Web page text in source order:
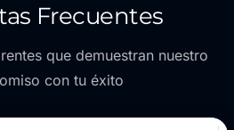
Frecuentes
que demuestran nuestro
con tu éxito